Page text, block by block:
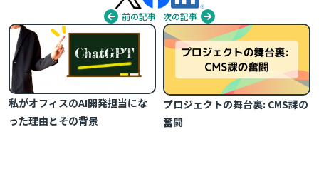
前の記事
私がオフィスのAI開発担当にな
った理由とその背景
次の記事
プロジェクトの舞台裏: CMS課の
奮闘